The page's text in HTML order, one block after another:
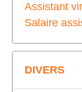
Assistant
Salaire
DIVERS